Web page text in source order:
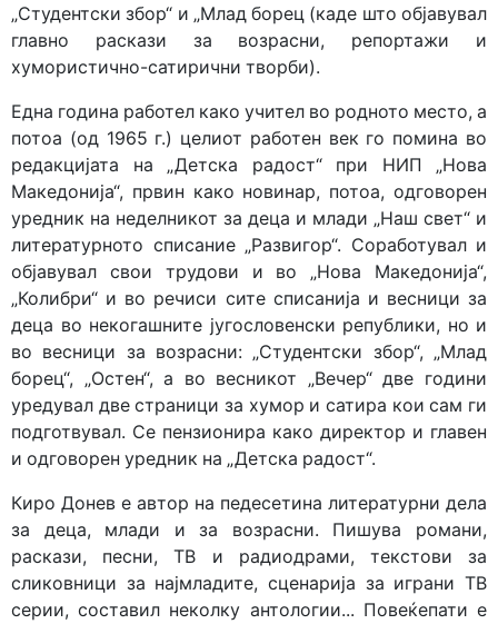
„Студент­ски збор“ и „Млад борец (каде што објавувал
главно раскази за возрасни, репортажи и
хумористично-сатирични творби).
Една година работел како учител во родното место, а
потоа (од 1965 г.) целиот работен век го помина во
редакцијата на „Детска радост“ при НИП „Нова
Македонија“, првин како новинар, потоа, одговорен
уредник на неделникот за деца и млади „Наш свет“ и
литературното списание „Развигор“. Соработувал и
објавувал свои трудови и во „Нова Македо­ни­ја“,
„Колибри“ и во речиси сите списанија и весници за
деца во некогашните југословенски републики, но и
во весници за возрасни: „Студентски збор“, „Млад
борец“, „Остен“, а во весни­кот „Вечер“ две години
уредувал две страници за хумор и сатира кои сам ги
подготвувал. Се пензионира како директор и главен
и одговорен уред­ник на „Детска радост“.
Киро Донев е автор на педесетина литературни дела
за деца, млади и за возрасни. Пишува романи,
раскази, песни, ТВ и радиодрами, текстови за
сликовници за најмладите, сцена­ри­ја за играни ТВ
серии, составил неколку антологии... Повеќе­пати е